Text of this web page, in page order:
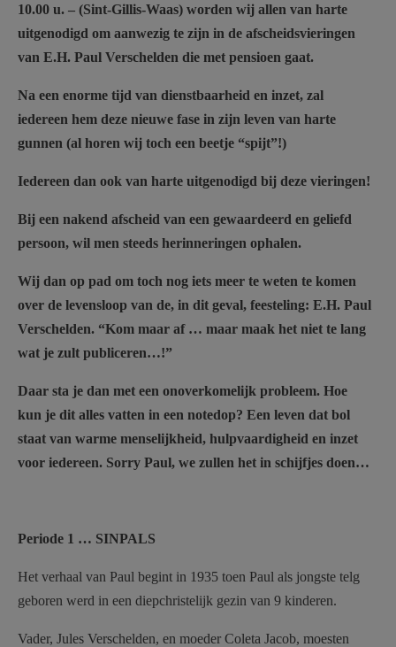
10.00 u. – (Sint-Gillis-Waas) worden wij allen van harte
uitgenodigd om aanwezig te zijn in de afscheidsvieringen
van E.H. Paul Verschelden die met pensioen gaat.
Na een enorme tijd van dienstbaarheid en inzet, zal
iedereen hem deze nieuwe fase in zijn leven van harte
gunnen (al horen wij toch een beetje “spijt”!)
Iedereen dan ook van harte uitgenodigd bij deze vieringen!
Bij een nakend afscheid van een gewaardeerd en geliefd
persoon, wil men steeds herinneringen ophalen.
Wij dan op pad om toch nog iets meer te weten te komen
over de levensloop van de, in dit geval, feesteling: E.H. Paul
Verschelden. “Kom maar af … maar maak het niet te lang
wat je zult publiceren…!”
Daar sta je dan met een onoverkomelijk probleem. Hoe
kun je dit alles vatten in een notedop? Een leven dat bol
staat van warme menselijkheid, hulpvaardigheid en inzet
voor iedereen. Sorry Paul, we zullen het in schijfjes doen…
Periode 1 … SINPALS
Het verhaal van Paul begint in 1935 toen Paul als jongste telg
geboren werd in een diepchristelijk gezin van 9 kinderen.
Vader, Jules Verschelden, en moeder Coleta Jacob, moesten